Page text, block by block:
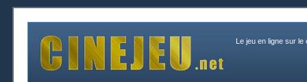
Le jeu en ligne sur le